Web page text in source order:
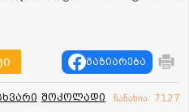
გაზიარება
შოკოლადი ნანახია: 7127